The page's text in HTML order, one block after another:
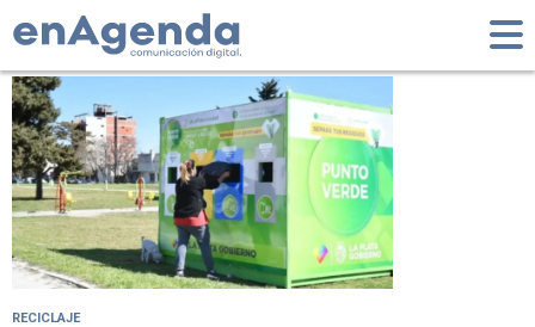
Tag: Meridiano V
RECICLAJE